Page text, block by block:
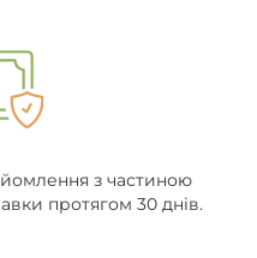
з частиною
протягом 30 днів.